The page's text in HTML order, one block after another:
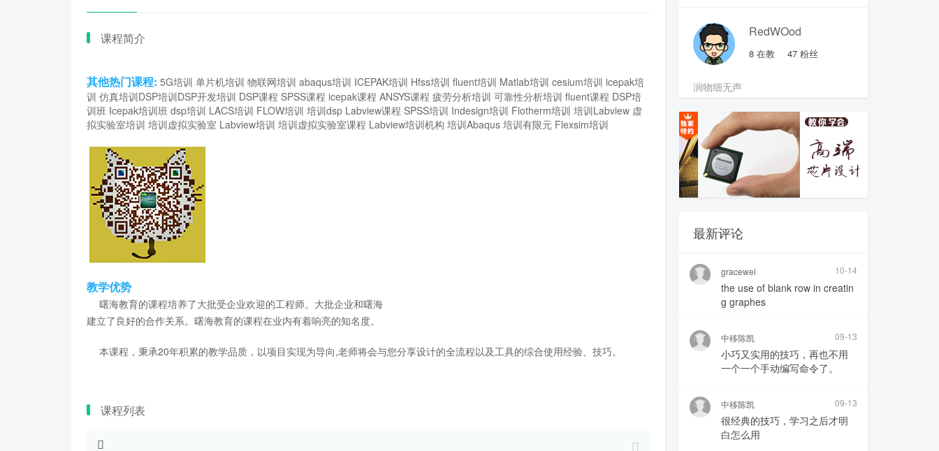
课程简介
其他热门课程: 5G培训 单片机培训 物联网培训 abaqus培训 ICEPAK培训 Hfss培训 fluent培训 Matlab培训 cesium培训 icepak培
训 仿真培训DSP培训DSP开发培训 DSP课程 SPSS课程 icepak课程 ANSYS课程 疲劳分析培训 可靠性分析培训 fluent课程 DSP培
训班 Icepak培训班 dsp培训 LACS培训 FLOW培训 培训dsp Labview课程 SPSS培训 Indesign培训 Flotherm培训 培训Labview 虚
拟实验室培训 培训虚拟实验室 Labview培训 培训虚拟实验室课程 Labview培训机构 培训Abaqus 培训有限元 Flexsim培训
教学优势
曙海教育的课程培养了大批受企业欢迎的工程师。大批企业和曙海
建立了良好的合作关系。曙海教育的课程在业内有着响亮的知名度。
本课程，秉承20年积累的教学品质，以项目实现为导向,老师将会与您分享设计的全流程以及工具的综合使用经验、技巧。
课程列表
RedWOod
8 在教 47 粉丝
润物细无声
最新评论
gracewei 10-14
the use of blank row in creatin
g graphes
中移陈凯 09-13
小巧又实用的技巧，再也不用
一个一个手动编写命令了。
中移陈凯 09-13
很经典的技巧，学习之后才明
白怎么用